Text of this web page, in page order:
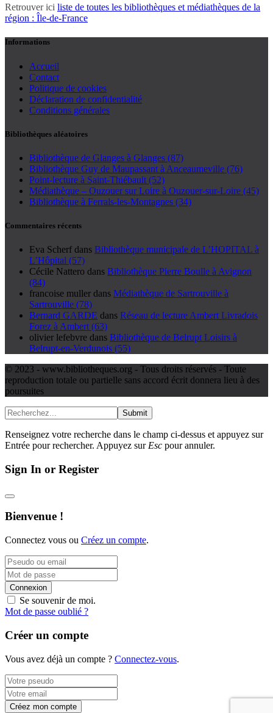
Retrouver ici liste de toutes les bibliothèques et médiathèques de la
région : Île-de-France
Informations
Accueil
Contact
Politique de cookies
Déclaration de confidentialité
Conditions générales
Bibliothèques aléatoires
Bibliothèque de Glanges à Glanges (87)
Bibliothèque Guy de Maupassant à Anceaumeville (76)
Point-lecture à Saint-Thiébault (52)
Médiathèque – Ouzouer sur Loire à Ouzouer-sur-Loire (45)
Bibliothèque à Ferrals-les-Montagnes (34)
Commentaires récents
Eva Scherf dans Bibliothèque municipale de L’HOPITAL à
L’Hôpital (57)
Cécile Nattero dans Bibliothèque Pierre Boulle à Avignon
(84)
francoise muller dans Médiathèque de Sartrouville à
Sartrouville (78)
Bernard GARDE dans Réseau de lecture Ambert Livradois
Forez à Ambert (63)
olivier lefebvre dans Bibliothèque de Belrupt Loisirs à
Belrupt-en-Verdunois (55)
© 2023 - www.bibliotheques.org - Tous droits réservés - Toute
reproduction totale ou partielle sans accord écrit donnera lieu à des
poursuites
Submit
Renseignez votre recherche dans le champ ci-dessus et appuyez sur
Entrée pour rechercher. Appuyez sur Esc pour annuler.
Sign In or Register
Bienvenue !
Connectez vous ou Créez un compte.
Connexion
Se souvenir de moi.
Mot de passe oublié ?
Créer un compte
Vous avez déjà un compte ? Connectez-vous.
Créez mon compte